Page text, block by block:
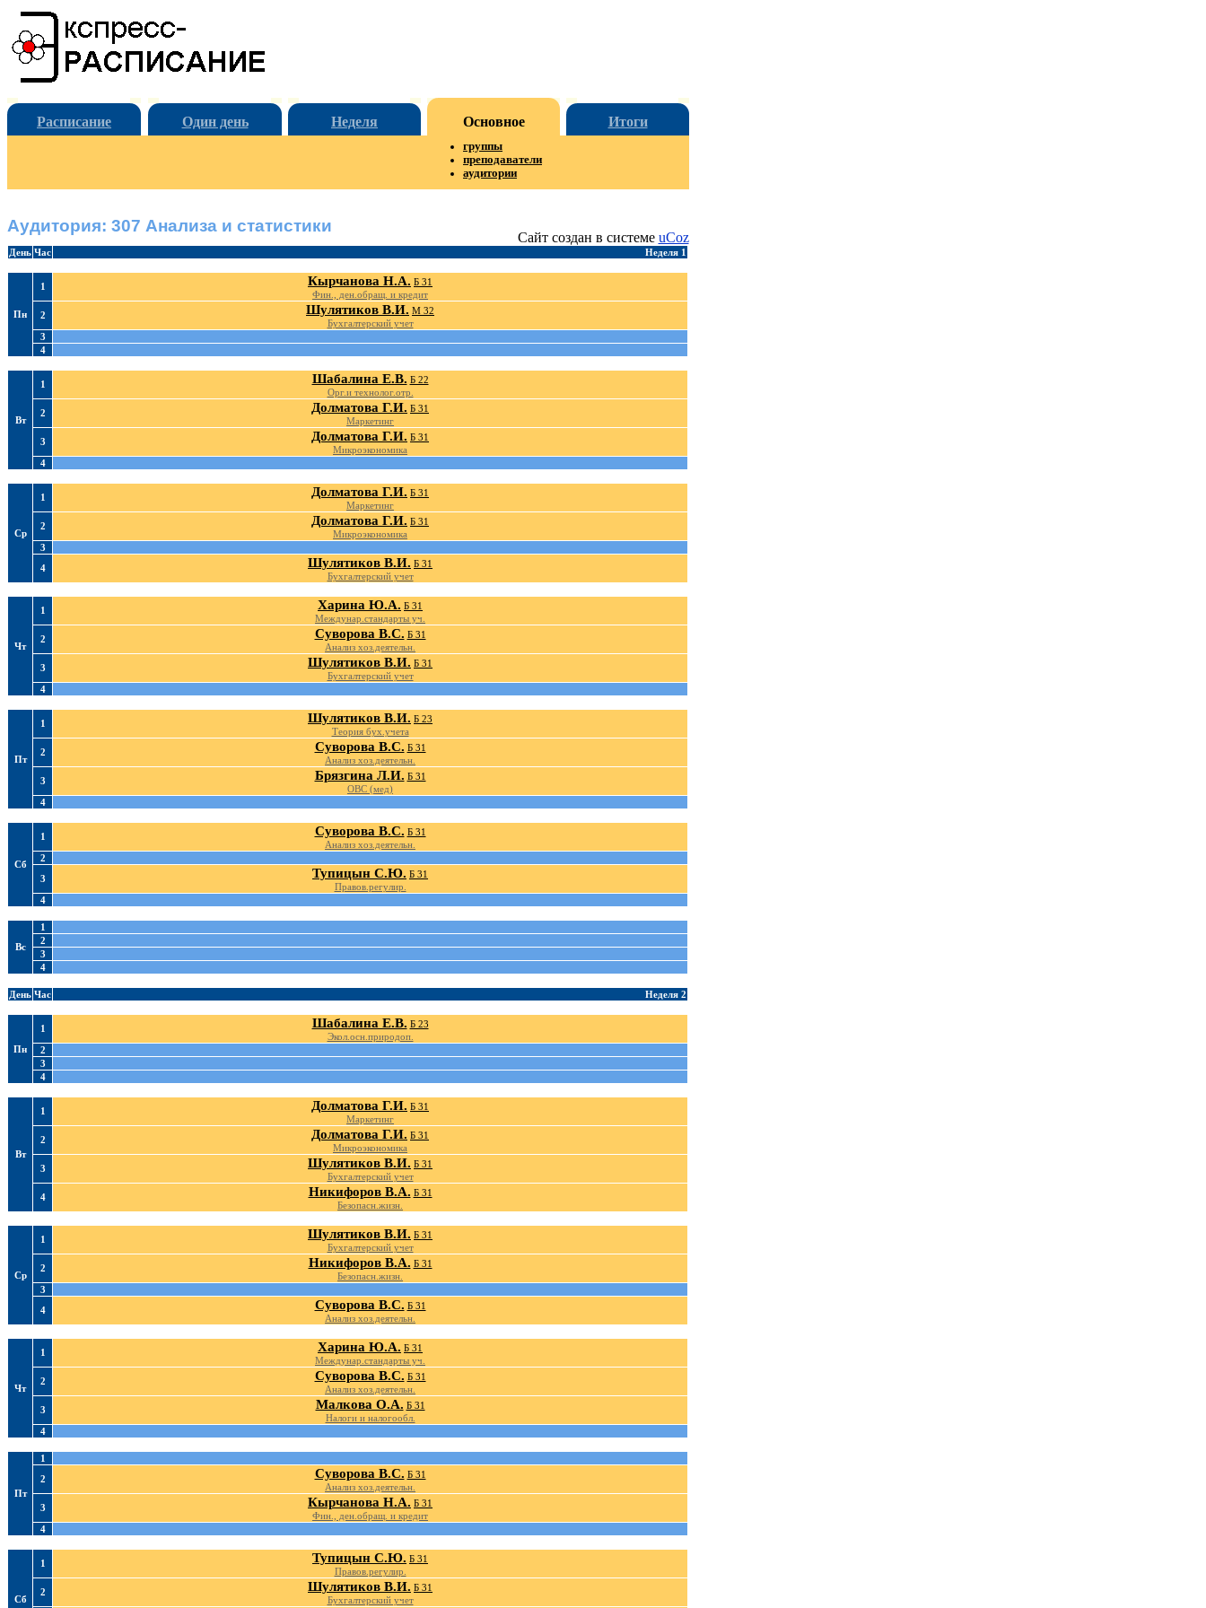
Расписание Один день Неделя Основное Итоги
группы
преподаватели
аудитории
Аудитория: 307 Анализа и статистики
День Час Неделя 1
Пн
1 Кырчанова Н.А. Б 31
Фин., ден.обращ. и кредит
2
Шулятиков В.И. М 32
Бухгалтерский учет
3
4
Вт
1 Шабалина Е.В. Б 22
Орг.и технолог.отр.
2
Долматова Г.И. Б 31
Маркетинг
3
Долматова Г.И. Б 31
Микроэкономика
4
Ср
1 Долматова Г.И. Б 31
Маркетинг
2
Долматова Г.И. Б 31
Микроэкономика
3
4
Шулятиков В.И. Б 31
Бухгалтерский учет
Чт
1 Харина Ю.А. Б 31
Междунар.стандарты уч.
2
Суворова В.С. Б 31
Анализ хоз.деятельн.
3
Шулятиков В.И. Б 31
Бухгалтерский учет
4
Пт
1 Шулятиков В.И. Б 23
Теория бух.учета
2
Суворова В.С. Б 31
Анализ хоз.деятельн.
3
Брязгина Л.И. Б 31
ОВС (мед)
4
Сб
1 Суворова В.С. Б 31
Анализ хоз.деятельн.
2
3
Тупицын С.Ю. Б 31
Правов.регулир.
4
Вс
1
2
3
4
День Час Неделя 2
Пн
1 Шабалина Е.В. Б 23
Экол.осн.природоп.
2
3
4
Вт
1 Долматова Г.И. Б 31
Маркетинг
2
Долматова Г.И. Б 31
Микроэкономика
3
Шулятиков В.И. Б 31
Бухгалтерский учет
4
Никифоров В.А. Б 31
Безопасн.жизн.
Ср
1 Шулятиков В.И. Б 31
Бухгалтерский учет
2
Никифоров В.А. Б 31
Безопасн.жизн.
3
4
Суворова В.С. Б 31
Анализ хоз.деятельн.
Чт
1 Харина Ю.А. Б 31
Междунар.стандарты уч.
2
Суворова В.С. Б 31
Анализ хоз.деятельн.
3
Малкова О.А. Б 31
Налоги и налогообл.
4
Пт
1
2
Суворова В.С. Б 31
Анализ хоз.деятельн.
3
Кырчанова Н.А. Б 31
Фин., ден.обращ. и кредит
4
Сб
1 Тупицын С.Ю. Б 31
Правов.регулир.
2
Шулятиков В.И. Б 31
Бухгалтерский учет
Сайт создан в системе uCoz